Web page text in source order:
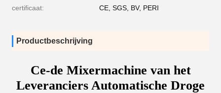
certificaat: CE, SGS, BV, PERI
Productbeschrijving
Ce-de Mixermachine van het
Leveranciers Automatische Droge